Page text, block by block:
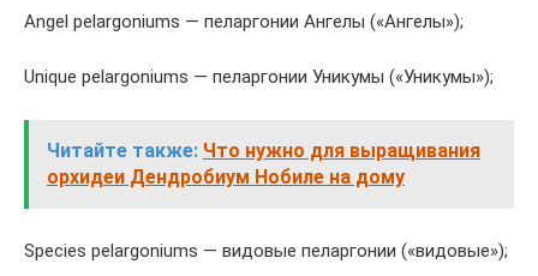
Angel pelargoniums — пеларгонии Ангелы («Ангелы»);
Unique pelargoniums — пеларгонии Уникумы («Уникумы»);
Читайте также: Что нужно для выращивания
орхидеи Дендробиум Нобиле на дому
Species pelargoniums — видовые пеларгонии («видовые»);